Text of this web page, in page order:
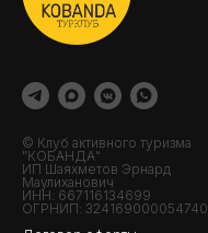
© Клуб активного туризма
"КОБАНДА"
ИП Шаяхметов Эрнард
Маулиханович
ИНН: 667116134699
ОГРНИП: 324169000054740